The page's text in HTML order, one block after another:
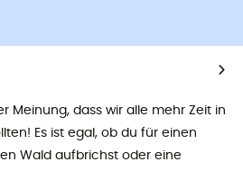
Meinung, dass wir alle mehr Zeit in
Es ist egal, ob du für einen
Wald aufbrichst oder eine